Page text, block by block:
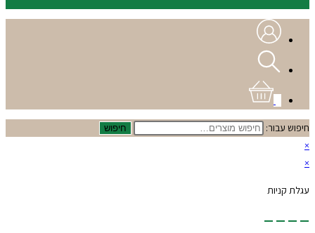
חיפוש עבור: חיפוש
×
×
עגלת קניות